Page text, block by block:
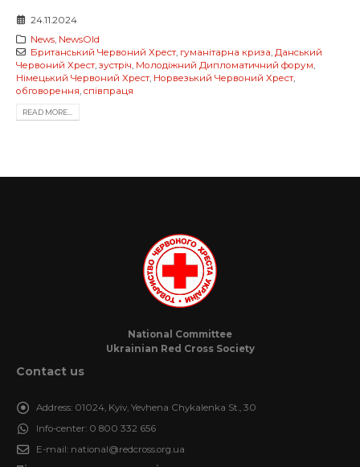
24.11.2024
News, NewsOld
Британський Червоний Хрест, гуманітарна криза, Данський
Червоний Хрест, зустріч, Молодіжний Дипломатичний форум,
Німецький Червоний Хрест, Норвезький Червоний Хрест,
обговорення, співпраця
READ MORE...
National Committee
Ukrainian Red Cross Society
Contact us
Address: 01024, Kyiv, Yevhena Chykalenka St., 30
Info-center: 0 800 332 656
E-mail: national@redcross.org.ua